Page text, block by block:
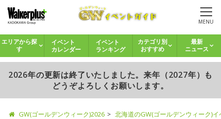
MENU
エリアから探
す
イベント
カレンダー
イベント
ランキング
カテゴリ別
おすすめ
最新
ニュース
2026年の更新は終了いたしました。来年（2027年）も
どうぞよろしくお願いします。
GW(ゴールデンウィーク)2026 北海道のGW(ゴールデンウィーク)